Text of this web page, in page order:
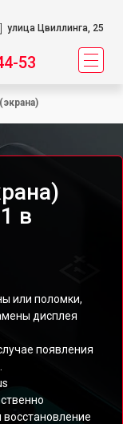
улица Цвиллинга, 25
53
в
или поломки,
дисплея
появления